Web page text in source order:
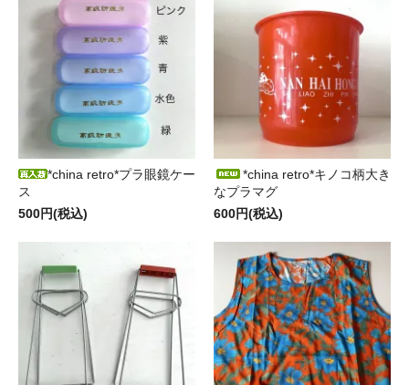
*china retro*プラ眼鏡ケー
ス
500円(税込)
*china retro*キノコ柄大き
なプラマグ
600円(税込)